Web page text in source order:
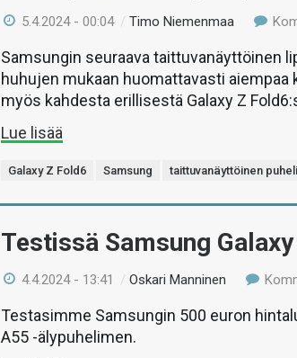
5.4.2024 - 00:04 /Timo Niemenmaa
Samsungin seuraava taittuvanäyttöinen
huhujen mukaan huomattavasti aiempaa
myös kahdesta erillisestä Galaxy Z
Lue lisää
Galaxy Z Fold6 Samsung taittuvanäyttöinen
Testissä Samsung
4.4.2024 - 13:41 /Oskari Manninen
Testasimme Samsungin 500 euron
A55 -älypuhelimen.